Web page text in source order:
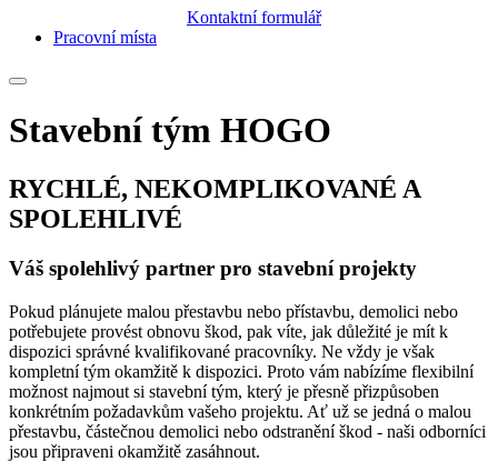
Kontaktní formulář
Pracovní místa
Stavební tým HOGO
RYCHLÉ, NEKOMPLIKOVANÉ A
SPOLEHLIVÉ
Váš spolehlivý partner pro stavební projekty
Pokud plánujete malou přestavbu nebo přístavbu, demolici nebo
potřebujete provést obnovu škod, pak víte, jak důležité je mít k
dispozici správné kvalifikované pracovníky. Ne vždy je však
kompletní tým okamžitě k dispozici. Proto vám nabízíme flexibilní
možnost najmout si stavební tým, který je přesně přizpůsoben
konkrétním požadavkům vašeho projektu. Ať už se jedná o malou
přestavbu, částečnou demolici nebo odstranění škod - naši odborníci
jsou připraveni okamžitě zasáhnout.